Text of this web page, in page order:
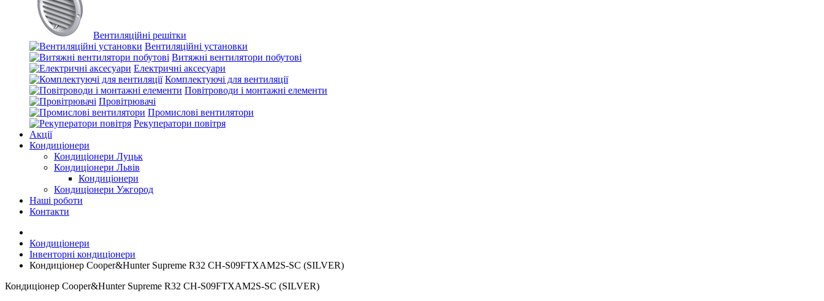
Вентиляційні решітки
Вентиляційні установки
Витяжні вентилятори побутові
Електричні аксесуари
Комплектуючі для вентиляції
Повітроводи і монтажні елементи
Провітрювачі
Промислові вентилятори
Рекуператори повітря
Акції
Кондиціонери
Кондиціонери Луцьк
Кондиціонери Львів
Кондиціонери
Кондиціонери Ужгород
Наші роботи
Контакти
Кондиціонери
Інвенторні кондиціонери
Кондиціонер Cooper&Hunter Supreme R32 CH-S09FTXAM2S-SC (SILVER)
Кондиціонер Cooper&Hunter Supreme R32 CH-S09FTXAM2S-SC (SILVER)